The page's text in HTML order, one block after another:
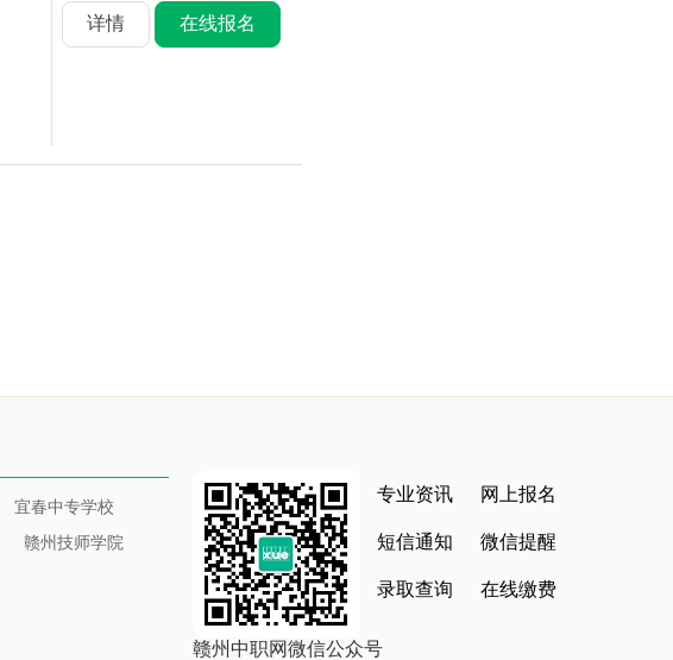
详情 在线报名
宜春中专学校
赣州技师学院
专业资讯 网上报名
短信通知 微信提醒
录取查询 在线缴费
赣州中职网微信公众号